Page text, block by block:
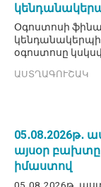
Օգոստոսի
կենդանակերպի
օգոստոսը
ԱՍՏՂԱԳՈՒՇԱԿ
05․08․2026թ․
այսօր բախտը
իմաստով
05․08․2026թ․